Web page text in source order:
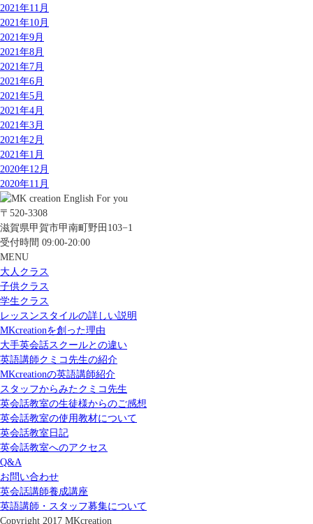
2021年11月
2021年10月
2021年9月
2021年8月
2021年7月
2021年6月
2021年5月
2021年4月
2021年3月
2021年2月
2021年1月
2020年12月
2020年11月
〒520-3308
滋賀県甲賀市甲南町野田103−1
受付時間 09:00-20:00
MENU
大人クラス
子供クラス
学生クラス
レッスンスタイルの詳しい説明
MKcreationを創った理由
大手英会話スクールとの違い
英語講師クミコ先生の紹介
MKcreationの英語講師紹介
スタッフからみたクミコ先生
英会話教室の生徒様からのご感想
英会話教室の使用教材について
英会話教室日記
英会話教室へのアクセス
Q&A
お問い合わせ
英会話講師養成講座
英語講師・スタッフ募集について
Copyright 2017 MKcreation